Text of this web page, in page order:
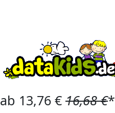
ab 13,76 € 16,68 €*